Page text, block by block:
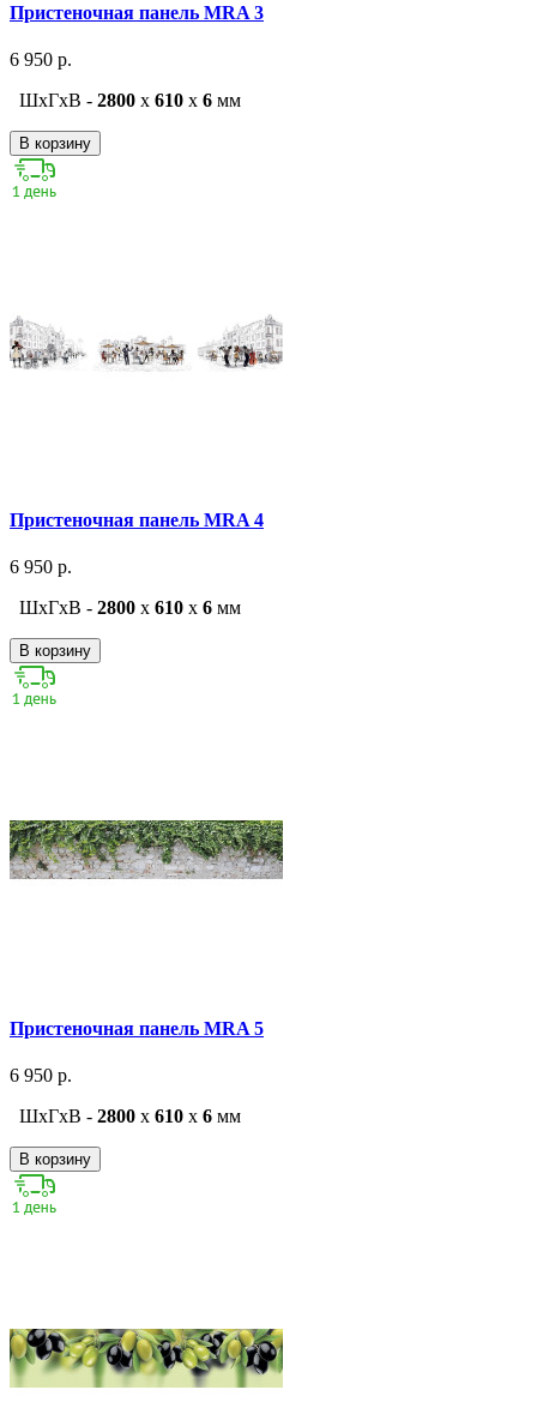
Пристеночная панель MRA 3
6 950 р.
ШxГxВ - 2800 x 610 x 6 мм
В корзину
Пристеночная панель MRA 4
6 950 р.
ШxГxВ - 2800 x 610 x 6 мм
В корзину
Пристеночная панель MRA 5
6 950 р.
ШxГxВ - 2800 x 610 x 6 мм
В корзину